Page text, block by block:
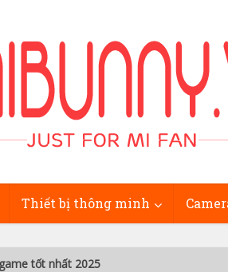
Thiết bị thông minh
tốt nhất 2025